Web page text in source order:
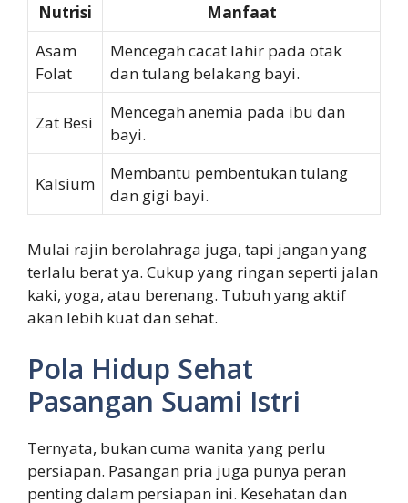
Nutrisi
Manfaat
Asam
Folat
Mencegah cacat lahir pada otak
dan tulang belakang bayi.
Zat Besi
Mencegah anemia pada ibu dan
bayi.
Kalsium
Membantu pembentukan tulang
dan gigi bayi.
Mulai rajin berolahraga juga, tapi jangan yang
terlalu berat ya. Cukup yang ringan seperti jalan
kaki, yoga, atau berenang. Tubuh yang aktif
akan lebih kuat dan sehat.
Pola Hidup Sehat
Pasangan Suami Istri
Ternyata, bukan cuma wanita yang perlu
persiapan. Pasangan pria juga punya peran
penting dalam persiapan ini. Kesehatan dan